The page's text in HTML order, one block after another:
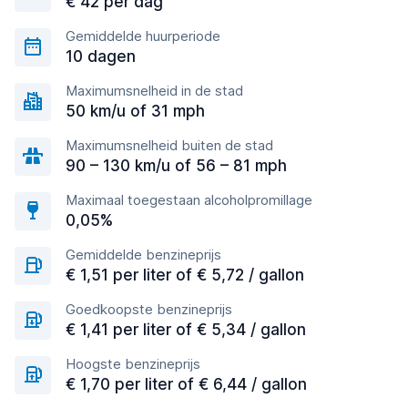
Gemiddelde huurperiode
10 dagen
Maximumsnelheid in de stad
50 km/u of 31 mph
Maximumsnelheid buiten de stad
90 – 130 km/u of 56 – 81 mph
Maximaal toegestaan alcoholpromillage
0,05%
Gemiddelde benzineprijs
€ 1,51 per liter of € 5,72 / gallon
Goedkoopste benzineprijs
€ 1,41 per liter of € 5,34 / gallon
Hoogste benzineprijs
€ 1,70 per liter of € 6,44 / gallon